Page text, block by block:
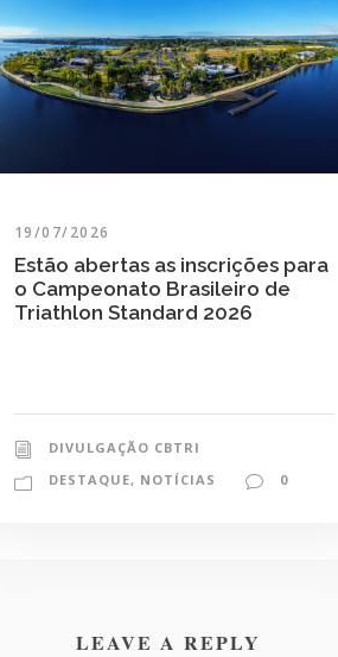
19/07/2026
Estão abertas as inscrições para
o Campeonato Brasileiro de
Triathlon Standard 2026
DIVULGAÇÃO CBTRI
DESTAQUE, NOTÍCIAS 0
LEAVE A REPLY